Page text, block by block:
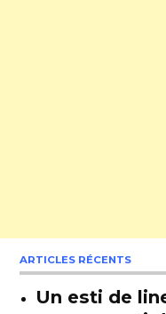
ARTICLES RÉCENTS
Un esti de